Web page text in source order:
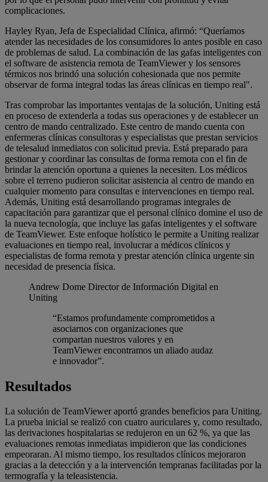
complicaciones.
Hayley Ryan, Jefa de Especialidad Clínica, afirmó: “Queríamos
atender las necesidades de los consumidores lo antes posible en caso
de problemas de salud. La combinación de las gafas inteligentes con
el software de asistencia remota de TeamViewer y los sensores
térmicos nos brindó una solución cohesionada que nos permite
observar de forma integral todas las áreas clínicas en tiempo real".
Tras comprobar las importantes ventajas de la solución, Uniting está
en proceso de extenderla a todas sus operaciones y de establecer un
centro de mando centralizado. Este centro de mando cuenta con
enfermeras clínicas consultoras y especialistas que prestan servicios
de telesalud inmediatos con solicitud previa. Está preparado para
gestionar y coordinar las consultas de forma remota con el fin de
brindar la atención oportuna a quienes la necesiten. Los médicos
sobre el terreno pudieron solicitar asistencia al centro de mando en
cualquier momento para consultas e intervenciones en tiempo real.
Además, Uniting está desarrollando programas integrales de
capacitación para garantizar que el personal clínico domine el uso de
la nueva tecnología, que incluye las gafas inteligentes y el software
de TeamViewer. Este enfoque holístico le permite a Uniting realizar
evaluaciones en tiempo real, involucrar a médicos clínicos y
especialistas de forma remota y prestar atención clínica urgente sin
necesidad de presencia física.
Andrew Dome Director de Información Digital en
Uniting
“Estamos profundamente comprometidos a
asociarnos con organizaciones que
compartan nuestros valores y en
TeamViewer encontramos un aliado audaz
e innovador”.
Resultados
La solución de TeamViewer aportó grandes beneficios para Uniting.
La prueba inicial se realizó con cuatro auriculares y, como resultado,
las derivaciones hospitalarias se redujeron en un 62 %, ya que las
evaluaciones remotas inmediatas impidieron que las condiciones
empeoraran. Al mismo tiempo, los resultados clínicos mejoraron
gracias a la detección y a la intervención tempranas facilitadas por la
termografía y la teleasistencia.